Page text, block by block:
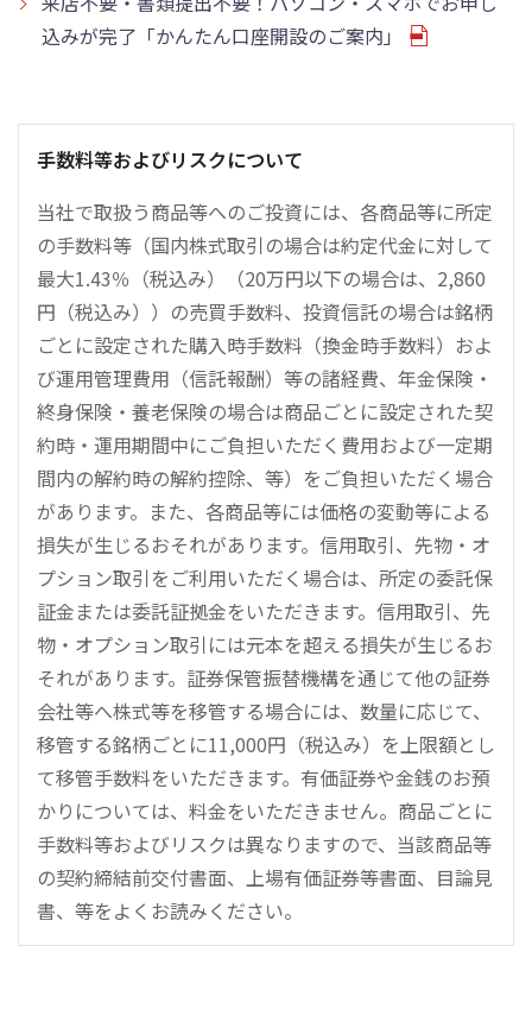
込みが完了「かんたん口座開設のご案内」
手数料等およびリスクについて
当社で取扱う商品等へのご投資には、各商品等に所定
の手数料等（国内株式取引の場合は約定代金に対して
最大1.43％（税込み）（20万円以下の場合は、2,860
円（税込み））の売買手数料、投資信託の場合は銘柄
ごとに設定された購入時手数料（換金時手数料）およ
び運用管理費用（信託報酬）等の諸経費、年金保険・
終身保険・養老保険の場合は商品ごとに設定された契
約時・運用期間中にご負担いただく費用および一定期
間内の解約時の解約控除、等）をご負担いただく場合
があります。また、各商品等には価格の変動等による
損失が生じるおそれがあります。信用取引、先物・オ
プション取引をご利用いただく場合は、所定の委託保
証金または委託証拠金をいただきます。信用取引、先
物・オプション取引には元本を超える損失が生じるお
それがあります。証券保管振替機構を通じて他の証券
会社等へ株式等を移管する場合には、数量に応じて、
移管する銘柄ごとに11,000円（税込み）を上限額とし
て移管手数料をいただきます。有価証券や金銭のお預
かりについては、料金をいただきません。商品ごとに
手数料等およびリスクは異なりますので、当該商品等
の契約締結前交付書面、上場有価証券等書面、目論見
書、等をよくお読みください。